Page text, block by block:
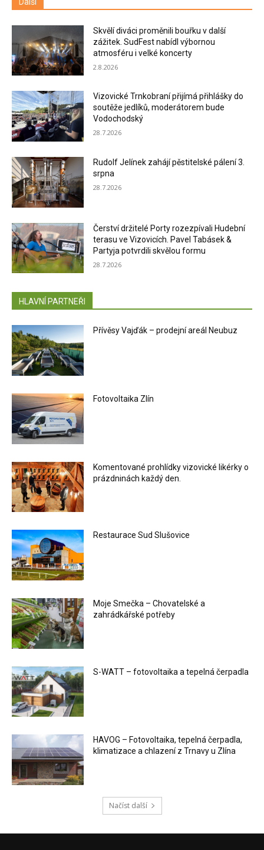
Skvělí diváci proměnili bouřku v další
zážitek. SudFest nabídl výbornou
atmosféru i velké koncerty
2.8.2026
Vizovické Trnkobraní přijímá přihlášky do
soutěže jedlíků, moderátorem bude
Vodochodský
28.7.2026
Rudolf Jelínek zahájí pěstitelské pálení 3.
srpna
28.7.2026
Čerství držitelé Porty rozezpívali Hudební
terasu ve Vizovicích. Pavel Tabásek &
Partyja potvrdili skvělou formu
28.7.2026
HLAVNÍ PARTNEŘI
Přívěsy Vajďák – prodejní areál Neubuz
Fotovoltaika Zlín
Komentované prohlídky vizovické likérky o
prázdninách každý den.
Restaurace Sud Slušovice
Moje Smečka – Chovatelské a
zahrádkářské potřeby
S-WATT – fotovoltaika a tepelná čerpadla
HAVOG – Fotovoltaika, tepelná čerpadla,
klimatizace a chlazení z Trnavy u Zlína
Načíst další